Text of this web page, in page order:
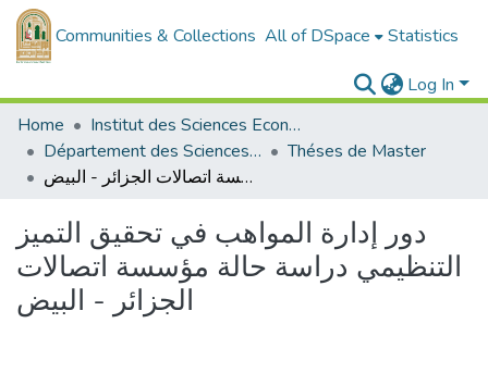
Communities & Collections All of DSpace Statistics
Log In
Home
Institut des Sciences Economiques, Commerciales et des Sciences de Gestion
Département des Sciences de Gestion
Théses de Master
دور إدارة المواهب في تحقيق التميز التنظيمي دراسة حالة مؤسسة اتصالات الجزائر - البيض
دور إدارة المواهب في تحقيق التميز
التنظيمي دراسة حالة مؤسسة اتصالات
الجزائر - البيض